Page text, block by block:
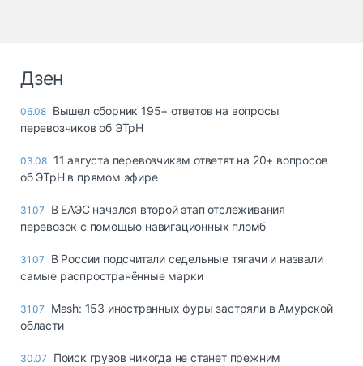
Дзен
06.08 Вышел сборник 195+ ответов на вопросы
перевозчиков об ЭТрН
03.08 11 августа перевозчикам ответят на 20+ вопросов
об ЭТрН в прямом эфире
31.07
В ЕАЭС начался второй этап отслеживания
перевозок с помощью навигационных пломб
31.07
В России подсчитали седельные тягачи и назвали
самые распространённые марки
31.07
Mash: 153 иностранных фуры застряли в Амурской
области
30.07 Поиск грузов никогда не станет прежним